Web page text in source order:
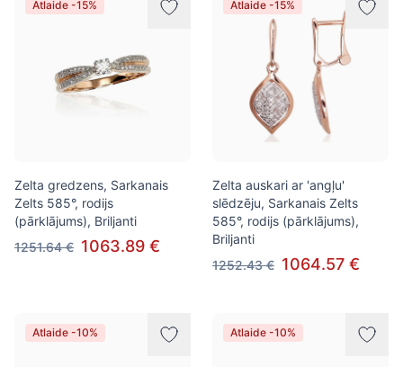
Atlaide -15%
Zelta gredzens, Sarkanais
Zelts 585°, rodijs
(pārklājums), Briljanti
1251.64 € 1063.89 €
Atlaide -15%
Zelta auskari ar 'angļu'
slēdzēju, Sarkanais Zelts
585°, rodijs (pārklājums),
Briljanti
1252.43 € 1064.57 €
Atlaide -10% Atlaide -10%